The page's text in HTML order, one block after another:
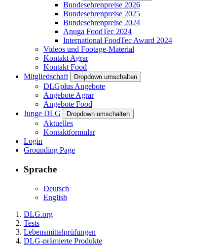
Bundesehrenpreise 2026
Bundesehrenpreise 2025
Bundesehrenpreise 2024
Anuga FoodTec 2024
International FoodTec Award 2024
Videos und Footage-Material
Kontakt Agrar
Kontakt Food
Mitgliedschaft
Dropdown umschalten
DLGplus Angebote
Angebote Agrar
Angebote Food
Junge DLG
Dropdown umschalten
Aktuelles
Kontaktformular
Login
Grounding Page
Sprache
Deutsch
English
DLG.org
Tests
Lebensmittelprüfungen
DLG-prämierte Produkte